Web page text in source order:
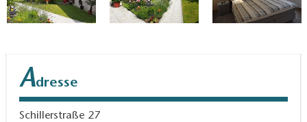
Adresse
Schillerstraße 27